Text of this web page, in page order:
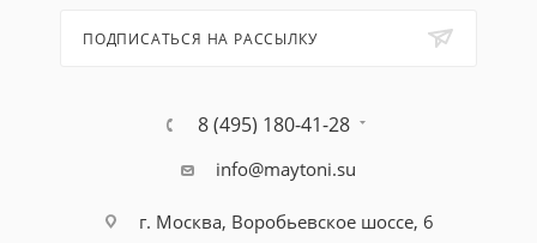
ПОДПИСАТЬСЯ НА РАССЫЛКУ
8 (495) 180-41-28
info@maytoni.su
г. Москва, Воробьевское шоссе, 6